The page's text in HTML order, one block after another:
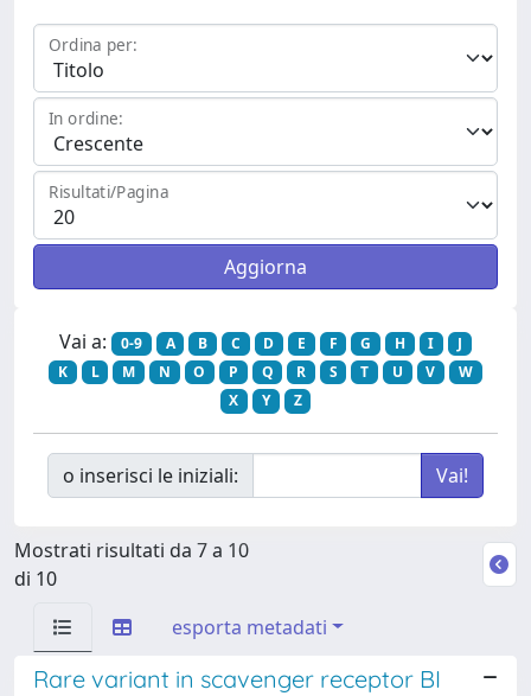
Ordina per:
In ordine:
Risultati/Pagina
Vai a: 0-9 A B C D E F G H I
J
K
L M N O P Q R S T U V
W
X
Y Z
o inserisci le iniziali:
Mostrati risultati da 7 a 10
di 10
esporta metadati
Rare variant in scavenger receptor BI